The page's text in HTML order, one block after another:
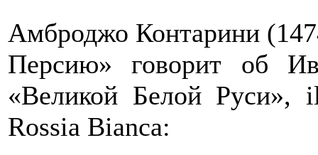
Амброджо Контарини
Персию» говорит об
«Великой Белой Руси»,
Rossia Bianca: